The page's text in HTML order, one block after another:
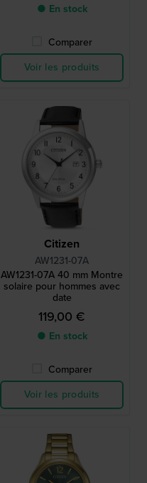
● En stock
Comparer
Voir les produits
Citizen
AW1231-07A
AW1231-07A 40 mm Montre
solaire pour hommes avec
date
119,00 €
● En stock
Comparer
Voir les produits